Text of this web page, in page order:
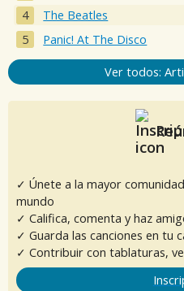
The Beatles
Panic! At The Disco
Ver todos:
✓ Únete a la mayor
mundo
✓ Califica, comenta y haz
✓ Guarda las canciones en tu
✓ Contribuir con tablaturas,